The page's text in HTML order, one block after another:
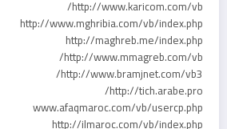
http://www.karicom.com/vb/
http://www.mghribia.com/vb/index.php
http://maghreb.me/index.php
http://www.mmagreb.com/vb/
http://www.bramjnet.com/vb3/
http://tich.arabe.pro/
www.afaqmaroc.com/vb/usercp.php
http://ilmaroc.com/vb/index.php